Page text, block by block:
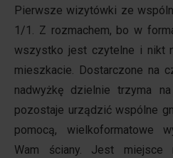
Pierwsze wizytówki ze
1/1. Z rozmachem, bo w
wszystko jest czytelne i nikt
mieszkacie. Dostarczone na
nadwyżkę dzielnie trzyma
pozostaje urządzić wspólne
pomocą, wielkoformatowe
Wam ściany. Jest miejsce